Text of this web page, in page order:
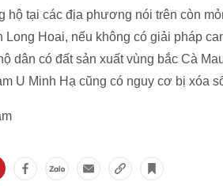
hộ tại các địa phương nói trên còn
Long Hoai, nếu không có giải pháp
dân có đất sản xuất vùng bắc Cà
U Minh Hạ cũng có nguy cơ bị xóa